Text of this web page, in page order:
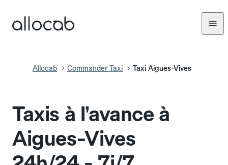
Allocab Commander Taxi Taxi Aigues-Vives
Taxis à l’avance à
Aigues-Vives